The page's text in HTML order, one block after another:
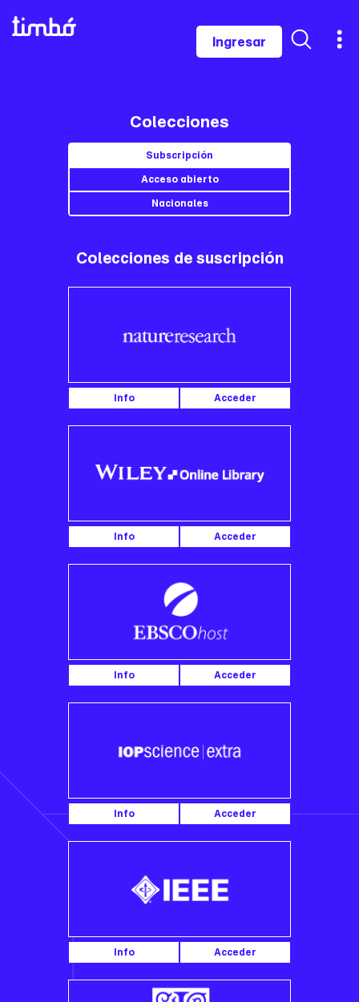
Ingresar
Colecciones
Subscripción
Acceso abierto
Nacionales
Colecciones de suscripción
Info Acceder
Info Acceder
Info Acceder
Info Acceder
Info Acceder